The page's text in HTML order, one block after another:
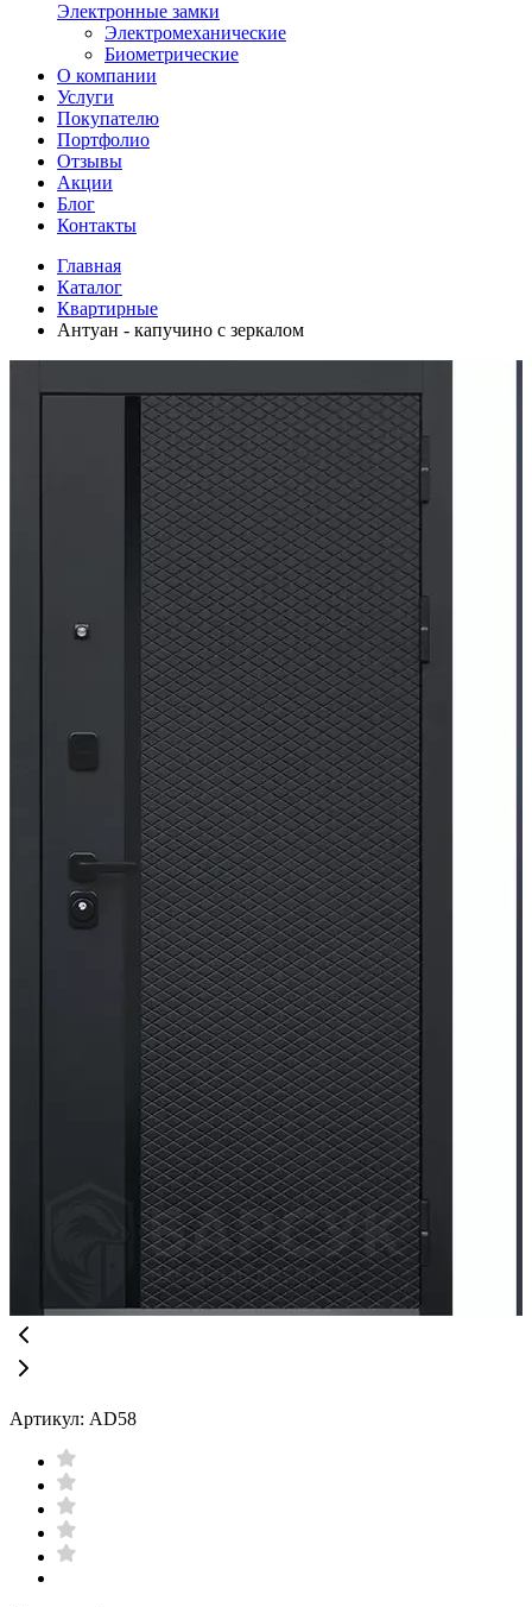
Электронные замки
Электромеханические
Биометрические
О компании
Услуги
Покупателю
Портфолио
Отзывы
Акции
Блог
Контакты
Главная
Каталог
Квартирные
Антуан - капучино с зеркалом
Артикул: AD58